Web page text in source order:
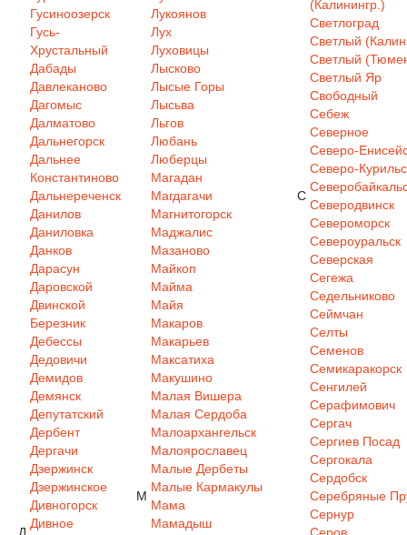
Гусиноозерск
Гусь-
Хрустальный
Дабады
Давлеканово
Дагомыс
Далматово
Дальнегорск
Дальнее
Константиново
Дальнереченск
Данилов
Даниловка
Данков
Дарасун
Даровской
Двинской
Березник
Дебессы
Дедовичи
Демидов
Демянск
Депутатский
Дербент
Дергачи
Дзержинск
Дзержинское
Дивногорск
Дивное
Лукоянов
Лух
Луховицы
Лысково
Лысые Горы
Лысьва
Льгов
Любань
Люберцы
М
Магадан
Магдагачи
Магнитогорск
Маджалис
Мазаново
Майкоп
Майма
Майя
Макаров
Макарьев
Максатиха
Макушино
Малая Вишера
Малая Сердоба
Малоархангельск
Малоярославец
Малые Дербеты
Малые Кармакулы
Мама
Мамадыш
С
(Калинингр.)
Светлоград
Светлый
Светлый
Светлый Яр
Свободный
Себеж
Северное
Северо-
Северо-
Северодвинск
Североморск
Североуральск
Северская
Сегежа
Седельниково
Сеймчан
Селты
Семенов
Семикаракорск
Сенгилей
Серафимович
Сергач
Сергиев Посад
Сергокала
Сердобск
Серебряные
Сернур